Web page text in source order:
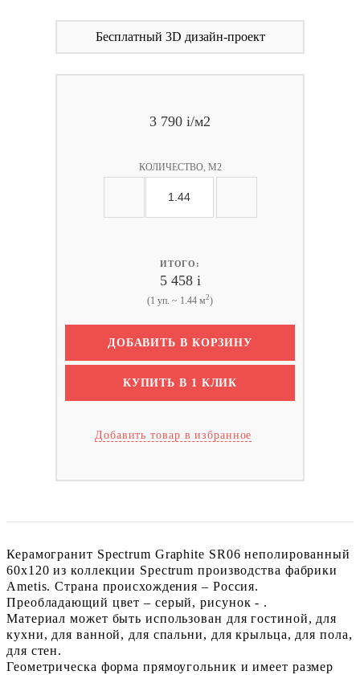
Бесплатный 3D дизайн-проект
3 790 i/м2
КОЛИЧЕСТВО, М2
ИТОГО:
5 458 i
(1 уп. ~ 1.44 м2)
ДОБАВИТЬ В КОРЗИНУ
КУПИТЬ В 1 КЛИК
Добавить товар в избранное
Керамогранит Spectrum Graphite SR06 неполированный
60x120 из коллекции Spectrum производства фабрики
Ametis. Страна происхождения – Россия.
Преобладающий цвет – серый, рисунок - .
Материал может быть использован для гостиной, для
кухни, для ванной, для спальни, для крыльца, для пола,
для стен.
Геометрическа форма прямоугольник и имеет размер